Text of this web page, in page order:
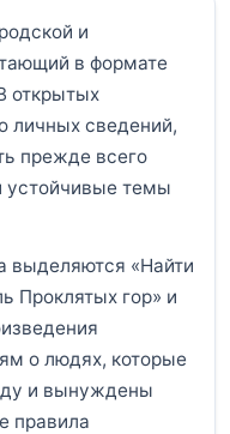
и
в формате
открытых
личных сведений,
прежде всего
устойчивые темы
выделяются «Найти
Проклятых гор» и
о людях, которые
и вынуждены
правила